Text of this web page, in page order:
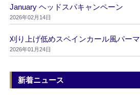
January ヘッドスパキャンペーン
2026年02月14日
刈り上げ低めスペインカール風パーマ
2026年01月24日
新着ニュース